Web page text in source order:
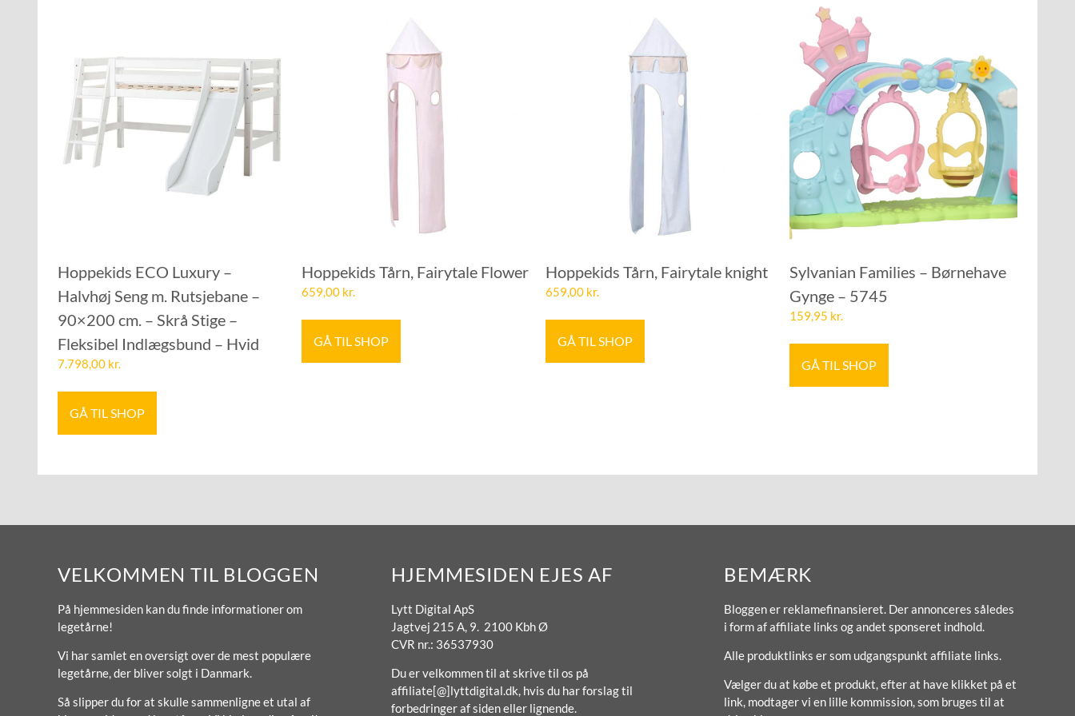
Hoppekids ECO Luxury –
Halvhøj Seng m. Rutsjebane –
90×200 cm. – Skrå Stige –
Fleksibel Indlægsbund – Hvid
7.798,00 kr.
GÅ TIL SHOP
Hoppekids Tårn, Fairytale Flower
659,00 kr.
GÅ TIL SHOP
Hoppekids Tårn, Fairytale knight
659,00 kr.
GÅ TIL SHOP
Sylvanian Families – Børnehave
Gynge – 5745
159,95 kr.
GÅ TIL SHOP
VELKOMMEN TIL BLOGGEN
På hjemmesiden kan du finde informationer om
legetårne!
Vi har samlet en oversigt over de mest populære
legetårne, der bliver solgt i Danmark.
Så slipper du for at skulle sammenligne et utal af
HJEMMESIDEN EJES AF
Lytt Digital ApS
Jagtvej 215 A, 9. 2100 Kbh Ø
CVR nr.: 36537930
Du er velkommen til at skrive til os på
affiliate[@]lyttdigital.dk, hvis du har forslag til
forbedringer af siden eller lignende.
BEMÆRK
Bloggen er reklamefinansieret. Der annonceres således
i form af affiliate links og andet sponseret indhold.
Alle produktlinks er som udgangspunkt affiliate links.
Vælger du at købe et produkt, efter at have klikket på et
link, modtager vi en lille kommission, som bruges til at